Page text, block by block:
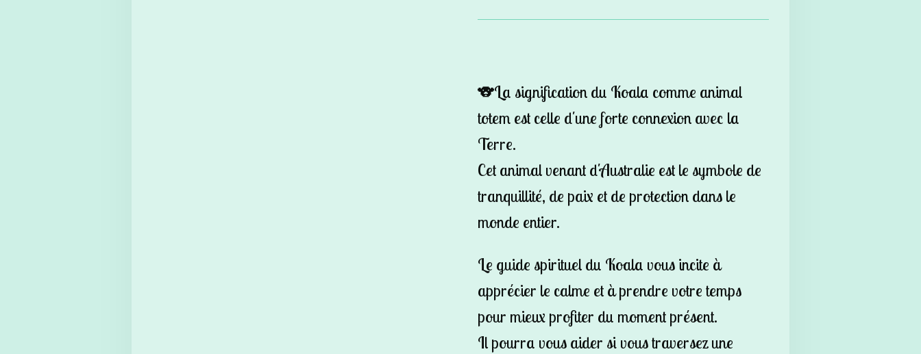
🐨La signification du Koala comme animal
totem est celle d'une forte connexion avec la
Terre.
Cet animal venant d'Australie est le symbole de
tranquillité, de paix et de protection dans le
monde entier.
Le guide spirituel du Koala vous incite à
apprécier le calme et à prendre votre temps
pour mieux profiter du moment présent.
Il pourra vous aider si vous traversez une